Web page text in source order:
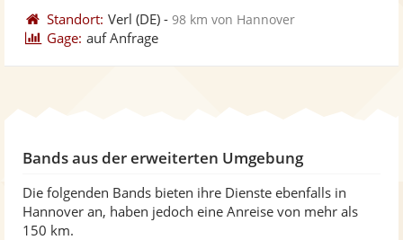
Standort: Verl (DE) -98 km von Hannover
Gage: auf Anfrage
Bands aus der erweiterten Umgebung
Die folgenden Bands bieten ihre Dienste ebenfalls in
Hannover an, haben jedoch eine Anreise von mehr als
150 km.